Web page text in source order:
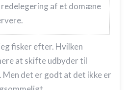
redelegering af et domæne
fisker efter. Hvilken
at skifte udbyder til
det er godt at det ikke er